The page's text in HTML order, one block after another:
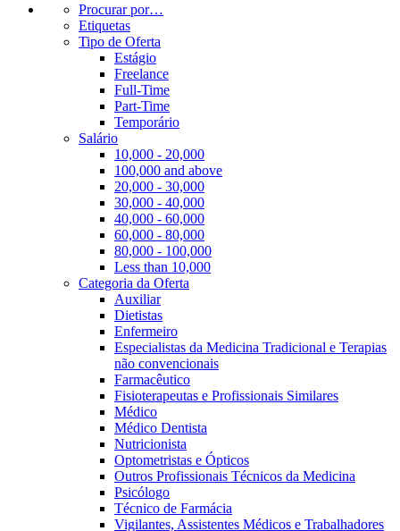
Procurar por…
Etiquetas
Tipo de Oferta
Estágio
Freelance
Full-Time
Part-Time
Temporário
Salário
10,000 - 20,000
100,000 and above
20,000 - 30,000
30,000 - 40,000
40,000 - 60,000
60,000 - 80,000
80,000 - 100,000
Less than 10,000
Categoria da Oferta
Auxiliar
Dietistas
Enfermeiro
Especialistas da Medicina Tradicional e Terapias
não convencionais
Farmacêutico
Fisioterapeutas e Profissionais Similares
Médico
Médico Dentista
Nutricionista
Optometristas e Ópticos
Outros Profissionais Técnicos da Medicina
Psicólogo
Técnico de Farmácia
Vigilantes, Assistentes Médicos e Trabalhadores